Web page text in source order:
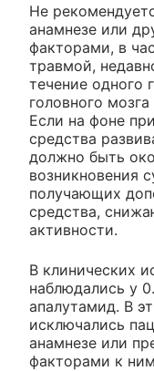
Не
анамнезе или
факторами, в
травмой,
течение одного
головного
Если на фоне
средства
должно быть
возникновения
получающих
средства,
активности.
В клинических
наблюдались у
апалутамид. В
исключались
анамнезе или
факторами к